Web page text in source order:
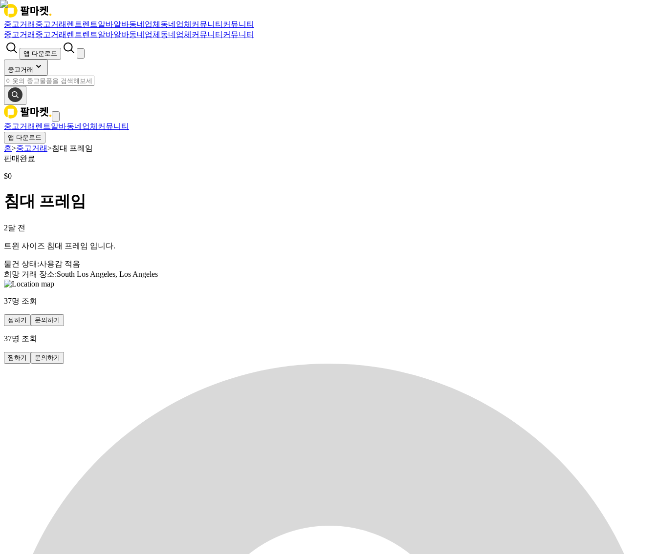
중고거래 중고거래 렌트렌트알바알바동네업체 동네업체 커뮤니티 커뮤니티
중고거래 중고거래 렌트렌트알바알바동네업체 동네업체 커뮤니티 커뮤니티
앱 다운로드
중고거래
중고거래 렌트알바동네업체 커뮤니티
앱 다운로드
홈>중고거래>침대 프레임
판매완료
$0
침대 프레임
2달 전
트윈 사이즈 침대 프레임 입니다.
물건 상태 :사용감 적음
희망 거래 장소:South Los Angeles, Los Angeles
37명 조회
찜하기 문의하기
37명 조회
찜하기 문의하기